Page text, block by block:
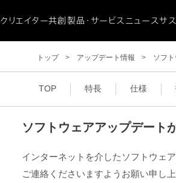
クリエイター共創 製品・サービス ニュース
製品・サービス
サ
環境
アクセシ
ダイバー
トップ > アップデート情報 > ソフ
TOP 特長 仕様
ソフトウェアアップデート
インターネットを介したソフトウェ
ご連絡くださいますようお願い申し上